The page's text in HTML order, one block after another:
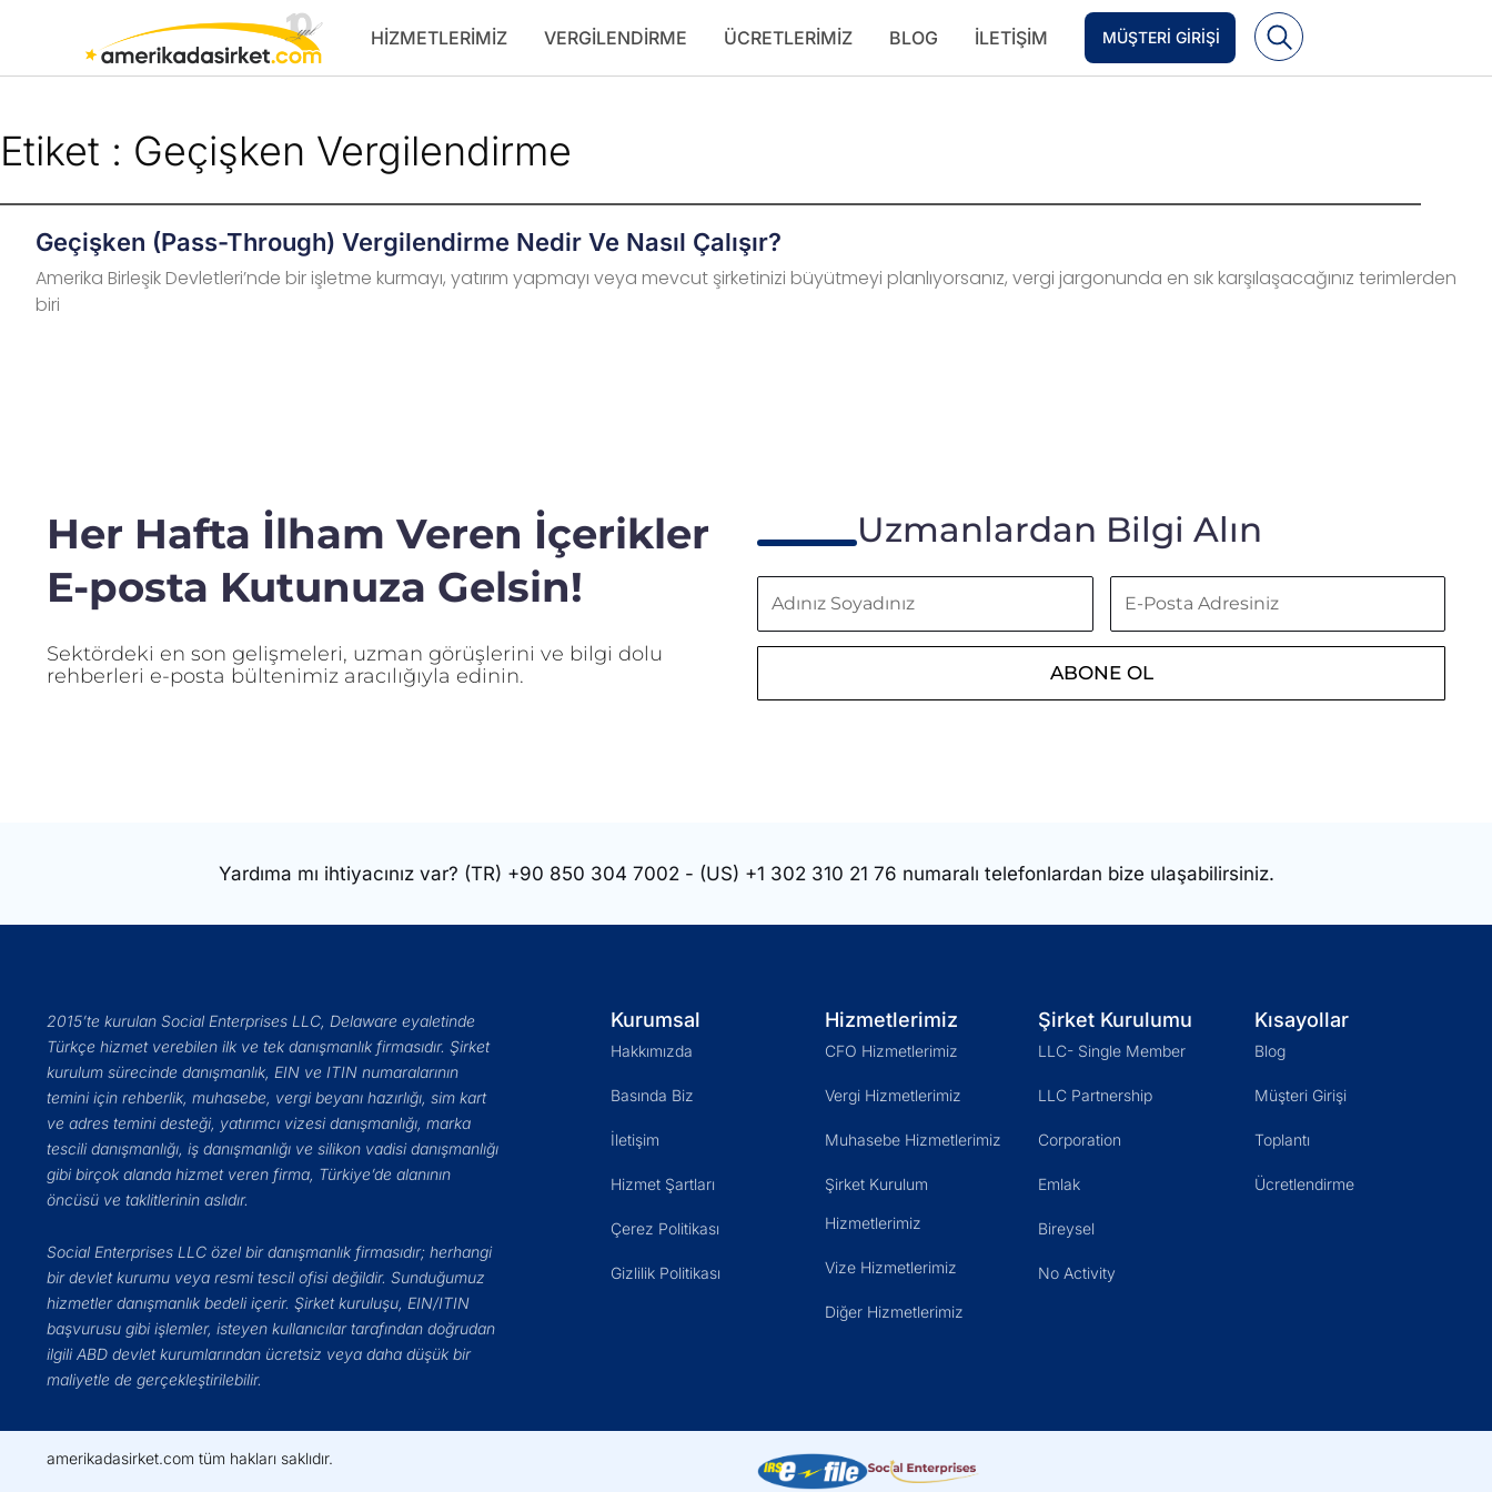
HIZMETLERIMIZ VERGILENDIRME ÜCRETLERIMIZ BLOG İLETIŞIM MÜŞTERI GIRIŞI
Etiket : Geçişken Vergilendirme
Geçişken (Pass-Through) Vergilendirme Nedir Ve Nasıl Çalışır?
Amerika Birleşik Devletleri’nde bir işletme kurmayı, yatırım yapmayı veya mevcut şirketinizi büyütmeyi planlıyorsanız, vergi jargonunda en sık karşılaşacağınız terimlerden
biri
Her Hafta İlham Veren İçerikler
E-posta Kutunuza Gelsin!
Sektördeki en son gelişmeleri, uzman görüşlerini ve bilgi dolu
rehberleri e-posta bültenimiz aracılığıyla edinin.
Uzmanlardan Bilgi Alın
Adınız
Soyadınız
E-
Posta
Adresiniz
ABONE OL
Yardıma mı ihtiyacınız var? (TR) +90 850 304 7002 - (US) +1 302 310 21 76 numaralı telefonlardan bize ulaşabilirsiniz.
2015’te kurulan Social Enterprises LLC, Delaware eyaletinde
Türkçe hizmet verebilen ilk ve tek danışmanlık firmasıdır. Şirket
kurulum sürecinde danışmanlık, EIN ve ITIN numaralarının
temini için rehberlik, muhasebe, vergi beyanı hazırlığı, sim kart
ve adres temini desteği, yatırımcı vizesi danışmanlığı, marka
tescili danışmanlığı, iş danışmanlığı ve silikon vadisi danışmanlığı
gibi birçok alanda hizmet veren firma, Türkiye’de alanının
öncüsü ve taklitlerinin aslıdır.
Social Enterprises LLC özel bir danışmanlık firmasıdır; herhangi
bir devlet kurumu veya resmi tescil ofisi değildir. Sunduğumuz
hizmetler danışmanlık bedeli içerir. Şirket kuruluşu, EIN/ITIN
başvurusu gibi işlemler, isteyen kullanıcılar tarafından doğrudan
ilgili ABD devlet kurumlarından ücretsiz veya daha düşük bir
maliyetle de gerçekleştirilebilir.
Kurumsal
Hakkımızda
Basında Biz
İletişim
Hizmet Şartları
Çerez Politikası
Gizlilik Politikası
Hizmetlerimiz
CFO Hizmetlerimiz
Vergi Hizmetlerimiz
Muhasebe Hizmetlerimiz
Şirket Kurulum
Hizmetlerimiz
Vize Hizmetlerimiz
Diğer Hizmetlerimiz
Şirket Kurulumu
LLC- Single Member
LLC Partnership
Corporation
Emlak
Bireysel
No Activity
Kısayollar
Blog
Müşteri Girişi
Toplantı
Ücretlendirme
amerikadasirket.com tüm hakları saklıdır.